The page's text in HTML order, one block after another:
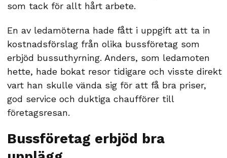
som tack för allt hårt arbete.
En av ledamöterna hade fått i uppgift att ta in
kostnadsförslag från olika bussföretag som
erbjöd bussuthyrning. Anders, som ledamoten
hette, hade bokat resor tidigare och visste direkt
vart han skulle vända sig för att få bra priser,
god service och duktiga chaufförer till
företagsresan.
Bussföretag erbjöd bra